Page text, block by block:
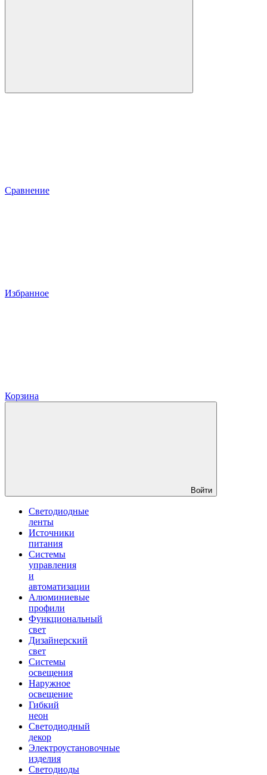
Сравнение
Избранное
Корзина
Войти
Светодиодные
ленты
Источники
питания
Системы
управления
и
автоматизации
Алюминиевые
профили
Функциональный
свет
Дизайнерский
свет
Системы
освещения
Наружное
освещение
Гибкий
неон
Светодиодный
декор
Электроустановочные
изделия
Светодиоды